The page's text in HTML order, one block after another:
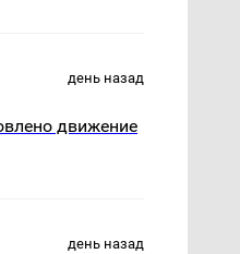
день назад
движение
день назад